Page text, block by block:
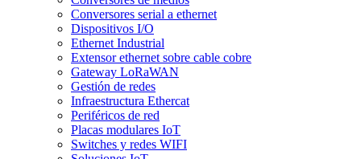
Conversores serial a ethernet
Dispositivos I/O
Ethernet Industrial
Extensor ethernet sobre cable cobre
Gateway LoRaWAN
Gestión de redes
Infraestructura Ethercat
Periféricos de red
Placas modulares IoT
Switches y redes WIFI